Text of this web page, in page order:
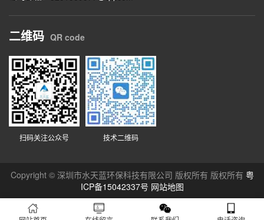
二维码 QR code
扫码关注公众号 技术二维码
Copyright © 深圳市水天蓝环保科技有限公司 版权所有 版权所有 粤
ICP备15042337号 网站地图